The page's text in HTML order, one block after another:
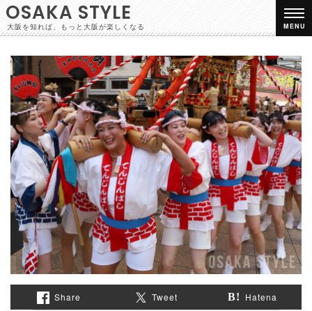
OSAKA STYLE
大阪を知れば、もっと大阪が楽しくなる MENU
Share Tweet Hatena